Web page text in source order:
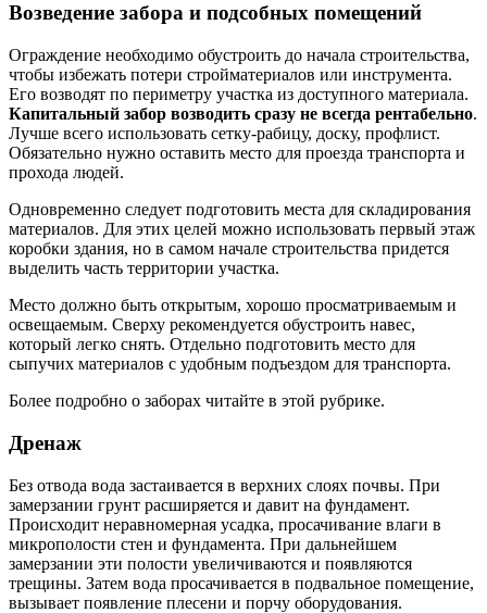
Возведение забора и подсобных помещений
Ограждение необходимо обустроить до начала строительства,
чтобы избежать потери стройматериалов или инструмента.
Его возводят по периметру участка из доступного материала.
Капитальный забор возводить сразу не всегда рентабельно.
Лучше всего использовать сетку-рабицу, доску, профлист.
Обязательно нужно оставить место для проезда транспорта и
прохода людей.
Одновременно следует подготовить места для складирования
материалов. Для этих целей можно использовать первый этаж
коробки здания, но в самом начале строительства придется
выделить часть территории участка.
Место должно быть открытым, хорошо просматриваемым и
освещаемым. Сверху рекомендуется обустроить навес,
который легко снять. Отдельно подготовить место для
сыпучих материалов с удобным подъездом для транспорта.
Более подробно о заборах читайте в этой рубрике.
Дренаж
Без отвода вода застаивается в верхних слоях почвы. При
замерзании грунт расширяется и давит на фундамент.
Происходит неравномерная усадка, просачивание влаги в
микрополости стен и фундамента. При дальнейшем
замерзании эти полости увеличиваются и появляются
трещины. Затем вода просачивается в подвальное помещение,
вызывает появление плесени и порчу оборудования.